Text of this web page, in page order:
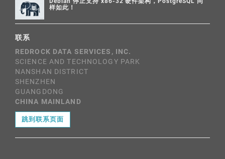
样如此！
联系
REDROCK DATA SERVICES, INC.
SCIENCE AND TECHNOLOGY PARK
NANSHAN DISTRICT
SHENZHEN
GUANGDONG
CHINA MAINLAND
跳到联系页面